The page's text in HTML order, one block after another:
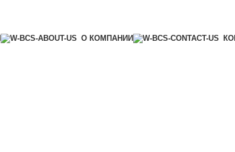
О КОМПАНИИ